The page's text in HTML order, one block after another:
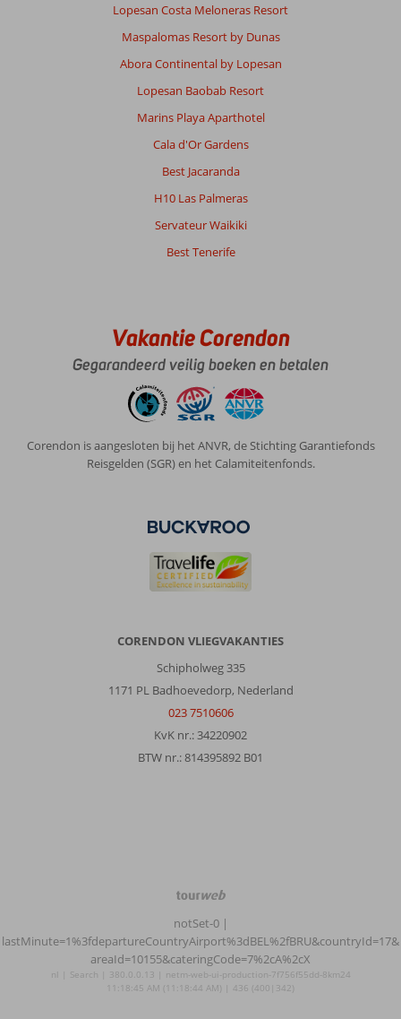
Lopesan Costa Meloneras Resort
Maspalomas Resort by Dunas
Abora Continental by Lopesan
Lopesan Baobab Resort
Marins Playa Aparthotel
Cala d'Or Gardens
Best Jacaranda
H10 Las Palmeras
Servateur Waikiki
Best Tenerife
Vakantie Corendon
Gegarandeerd veilig boeken en betalen
Corendon is aangesloten bij het ANVR, de Stichting Garantiefonds
Reisgelden (SGR) en het Calamiteitenfonds.
CORENDON VLIEGVAKANTIES
Schipholweg 335
1171 PL Badhoevedorp, Nederland
023 7510606
KvK nr.: 34220902
BTW nr.: 814395892 B01
TourWeb
©
NetMatch
notSet-0 |
lastMinute=1%3fdepartureCountryAirport%3dBEL%2fBRU&countryId=17&
areaId=10155&cateringCode=7%2cA%2cX
nl | Search | 380.0.0.13 | netm-web-ui-production-7f756f55dd-8km24
11:18:45 AM (11:18:44 AM) | 436 (400|342)